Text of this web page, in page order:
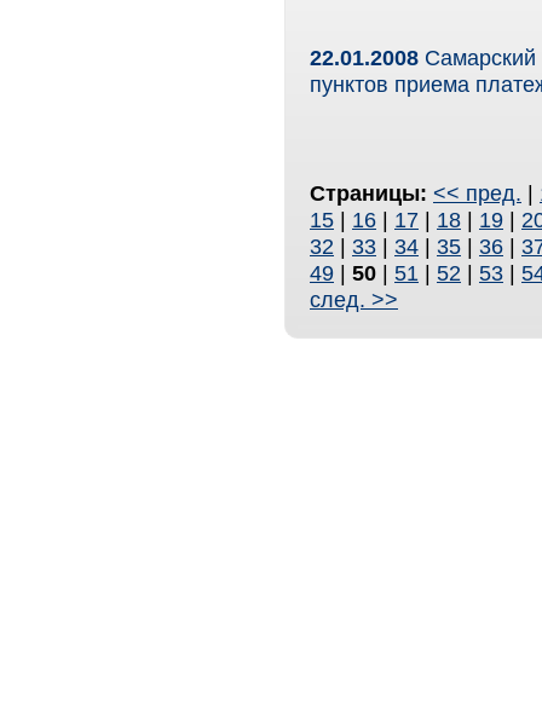
22.01.2008
пунктов приема
Страницы: << пред. |
15 | 16 | 17 | 18 | 19 |
32 | 33 | 34 | 35 | 36 |
49 | 50 | 51 | 52 | 53 |
след. >>